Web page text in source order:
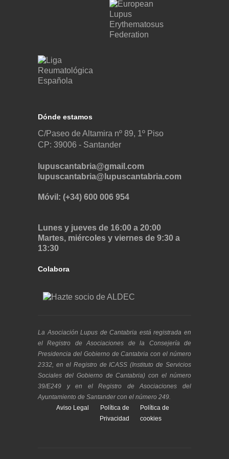
Dónde estamos
C/Paseo de Altamira nº 89, 1º Piso
CP: 39006 - Santander
lupuscantabria@gmail.com
lupuscantabria@lupuscantabria.com
Móvil: (+34) 600 006 954
Lunes y jueves de 16:00 a 20:00
Martes, miércoles y viernes de 9:30 a
13:30
Colabora
La Asociación Lupus de Cantabria está registrada en
el Registro de Asociaciones de la Consejería de
Presidencia del Gobierno de Cantabria con el número
2332, en el Registro de ICASS (Instituto de Servicios
Sociales del Gobierno de Cantabria) con el número
39/E249 y en el Registro de Asociaciones del
Ayuntamiento de Santander con el número 249.
Aviso Legal
Política de
Privacidad
Política de
cookies